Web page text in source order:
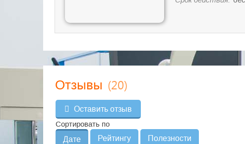
Отзывы (20)
Оставить отзыв
Сортировать по
Дате
Рейтингу
Полезности